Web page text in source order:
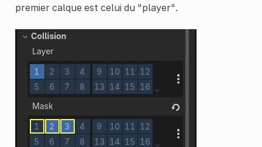
premier calque est celui du "player".